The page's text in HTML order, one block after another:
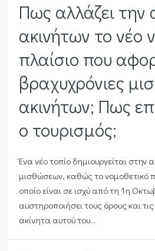
Πως αλλάζει την
ακινήτων το νέο
πλαίσιο που
βραχυχρόνιες
ακινήτων; Πως
ο τουρισμός;
Ένα νέο τοπίο δημιουργείται στην
μισθώσεων, καθώς το νομοθετικό
οποίο είναι σε ισχύ από τη 1η
αυστηροποιήσει τους όρους και
ακίνητα αυτού του...